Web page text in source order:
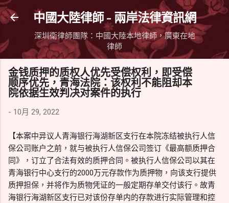
跳到主要內容
中國大陸律師 - 兩岸法律資訊網
深圳衛律師團隊：中國大陸本地律師，廣東在地
律師
金钱质押的质权人优先受偿权利，即受偿
顺序优先，青海法院：该权利不能阻却本
院依据生效判决对案件的执行
- 10月 29, 2022
【本案中异议人青海银行海湖新区支行在本院冻结被执行人信
保公司账户之前，就与被执行人信保公司签订《最高额质押合
同》，订立了合法有效的质押合同。被执行人信保公司以其在
青海银行中心支行的2000万元存款作为质押物，向该支行提供
质押担保，并将作为质物凭证的一般定期存单交付该行。故青
海银行海湖新区支行已对该份存单内的存款进行实际管理和控